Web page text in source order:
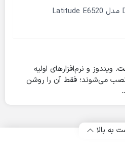
ویندوز و نرم‌افزارهای اولیه
می‌شوند؛ فقط آن را روشن
به بالا